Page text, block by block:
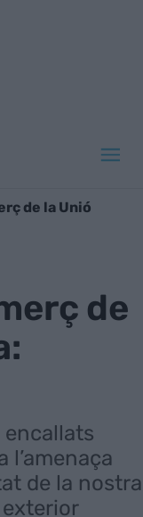
de la Unió
de
encallats
l’amenaça
de la nostra